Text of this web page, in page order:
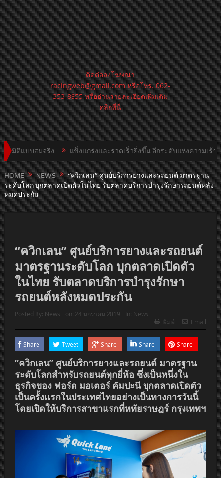
ติดต่อลงโฆษณา
racingweb@gmail.comหรือโทร. 062-
353-8955 หรืออ่านรายละเอียดเพิ่มเติม
คลิกที่นี่
มจริง แข็งแกร่งและรวดเร็วยิ่งขึ้น อีกระดับแห่งความเร้าใจ: ปอร์เช่
HOME NEWS
“ควิกเลน” ศูนย์บริการยางและรถยนต์ มาตรฐาน
ระดับโลก บุกตลาดเปิดตัวในไทย รับตลาดบริการบำรุงรักษารถยนต์หลัง
หมดประกัน
“ควิกเลน” ศูนย์บริการยางและรถยนต์
มาตรฐานระดับโลก บุกตลาดเปิดตัว
ในไทย รับตลาดบริการบำรุงรักษา
รถยนต์หลังหมดประกัน
Posted By: News on: 24 มกราคม 2019 In: News
พิมพ์
Email
Share Tweet Share Share Share
“ควิกเลน” ศูนย์บริการยางและรถยนต์ มาตรฐาน
ระดับโลกสำหรับรถยนต์ทุกยี่ห้อ ซึ่งเป็นหนึ่งใน
ธุรกิจของ ฟอร์ด มอเตอร์ คัมปะนี บุกตลาดเปิดตัว
เป็นครั้งแรกในประเทศไทยอย่างเป็นทางการวันนี้
โดยเปิดให้บริการสาขาแรกที่หทัยราษฎร์ กรุงเทพฯ